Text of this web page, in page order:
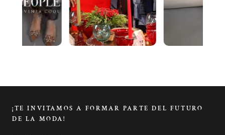
¡TE INVITAMOS A FORMAR PARTE DEL FUTURO
DE LA MODA!